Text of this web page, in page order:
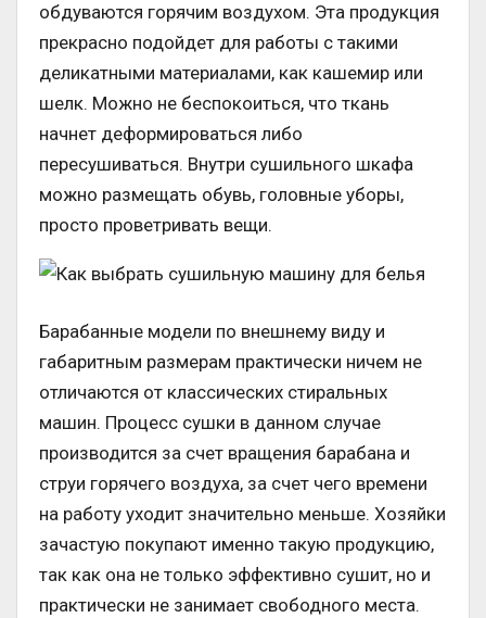
обдуваются горячим воздухом. Эта продукция
прекрасно подойдет для работы с такими
деликатными материалами, как кашемир или
шелк. Можно не беспокоиться, что ткань
начнет деформироваться либо
пересушиваться. Внутри сушильного шкафа
можно размещать обувь, головные уборы,
просто проветривать вещи.
Барабанные модели по внешнему виду и
габаритным размерам практически ничем не
отличаются от классических стиральных
машин. Процесс сушки в данном случае
производится за счет вращения барабана и
струи горячего воздуха, за счет чего времени
на работу уходит значительно меньше. Хозяйки
зачастую покупают именно такую продукцию,
так как она не только эффективно сушит, но и
практически не занимает свободного места.